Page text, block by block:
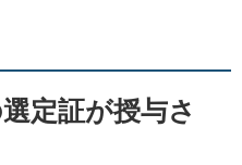
定証が授与さ